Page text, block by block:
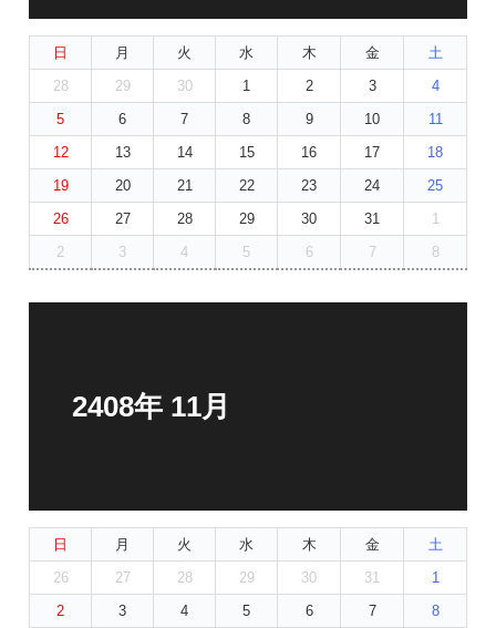
日 月 火 水 木 金
土
28
29 30 1 2 3
4
5
6 7 8 9 10
11
12
13 14 15 16 17
18
19
20 21 22 23 24
25
26
27 28 29 30 31
1
2
3 4 5 6 7 8
2408年 11月
日 月 火 水 木 金
土
26
27 28 29 30 31
1
2
3 4 5 6 7
8